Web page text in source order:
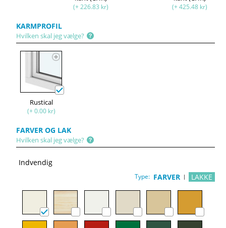
(+ 226.83 kr) (+ 425.48 kr)
KARMPROFIL
Hvilken skal jeg vælge?
Rustical
(+ 0.00 kr)
FARVER OG LAK
Hvilken skal jeg vælge?
Indvendig
Type: FARVER LAKKE